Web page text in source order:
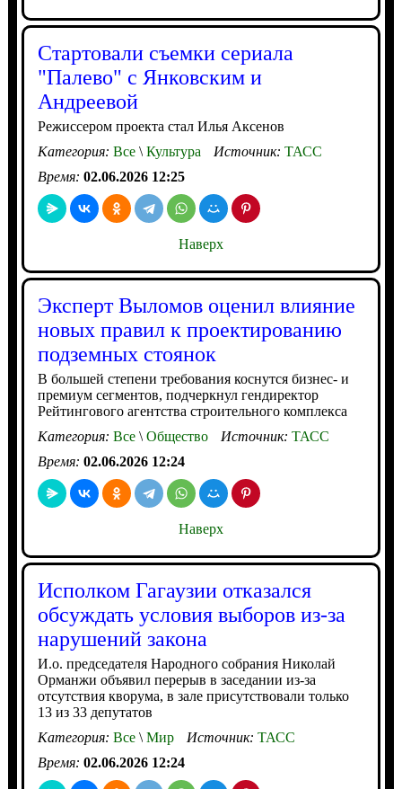
Стартовали съемки сериала
"Палево" с Янковским и
Андреевой
Режиссером проекта стал Илья Аксенов
Категория: Все\Культура Источник: ТАСС
Время: 02.06.2026 12:25
Наверх
Эксперт Выломов оценил влияние
новых правил к проектированию
подземных стоянок
В большей степени требования коснутся бизнес- и
премиум сегментов, подчеркнул гендиректор
Рейтингового агентства строительного комплекса
Категория: Все\Общество Источник: ТАСС
Время: 02.06.2026 12:24
Наверх
Исполком Гагаузии отказался
обсуждать условия выборов из-за
нарушений закона
И.о. председателя Народного собрания Николай
Орманжи объявил перерыв в заседании из-за
отсутствия кворума, в зале присутствовали только
13 из 33 депутатов
Категория: Все\Мир Источник: ТАСС
Время: 02.06.2026 12:24